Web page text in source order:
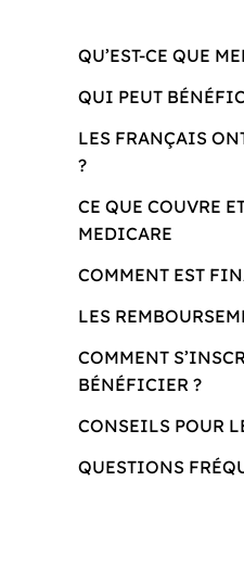
QU’EST-CE QUE
QUI PEUT
LES FRANÇAIS
?
CE QUE COUVRE
MEDICARE
COMMENT EST
LES
COMMENT
BÉNÉFICIER ?
CONSEILS POUR
QUESTIONS